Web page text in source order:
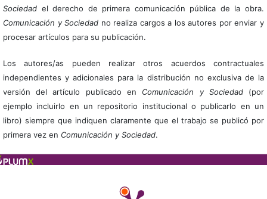
Sociedadel derecho de primera comunicación pública de la obra.
Comunicación y Sociedad no realiza cargos a los autores por enviar y
procesar artículos para su publicación.
Los autores/as pueden realizar otros acuerdos contractuales
independientes y adicionales para la distribución no exclusiva de la
versión del artículo publicado en Comunicación y Sociedad(por
ejemplo incluirlo en un repositorio institucional o publicarlo en un
libro) siempre que indiquen claramente que el trabajo se publicó por
primera vez en Comunicación y Sociedad.